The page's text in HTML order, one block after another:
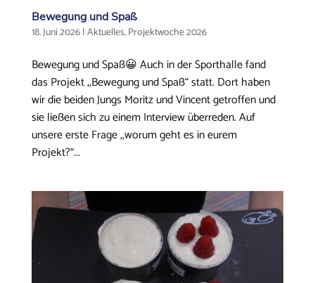
Bewegung und Spaß
18. Juni 2026|Aktuelles,Projektwoche 2026
Bewegung und Spaß😀 Auch in der Sporthalle fand
das Projekt ,,Bewegung und Spaß“ statt. Dort haben
wir die beiden Jungs Moritz und Vincent getroffen und
sie ließen sich zu einem Interview überreden. Auf
unsere erste Frage ,,worum geht es in eurem
Projekt?“...